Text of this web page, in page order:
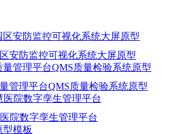
安防监控可视化系统大屏原型
管理平台QMS质量检验系统原型
院数字孪生管理平台